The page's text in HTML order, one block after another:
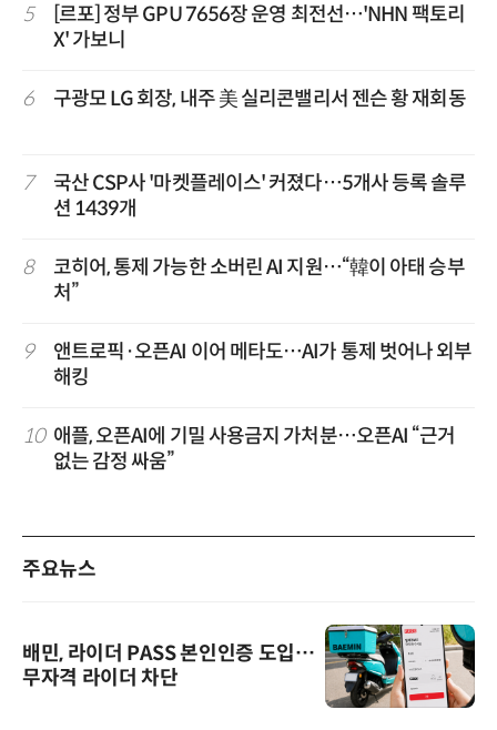
5
[르포] 정부 GPU 7656장 운영 최전선…'NHN 팩토리
X' 가보니
6 구광모 LG 회장, 내주 美 실리콘밸리서 젠슨 황 재회동
7
국산 CSP사 '마켓플레이스' 커졌다…5개사 등록 솔루
션 1439개
8
코히어, 통제 가능한 소버린 AI 지원…“韓이 아태 승부
처”
9
앤트로픽·오픈AI 이어 메타도…AI가 통제 벗어나 외부
해킹
10 애플, 오픈AI에 기밀 사용금지 가처분…오픈AI “근거
없는 감정 싸움”
주요뉴스
배민, 라이더 PASS 본인인증 도입…
무자격 라이더 차단